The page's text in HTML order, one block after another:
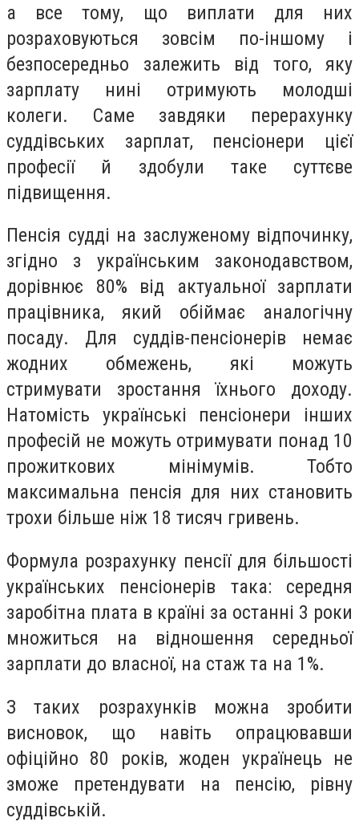
а все тому, що виплати для них
розраховуються зовсім по-іншому і
безпосередньо залежить від того, яку
зарплату нині отримують молодші
колеги. Саме завдяки перерахунку
суддівських зарплат, пенсіонери цієї
професії й здобули таке суттєве
підвищення.
Пенсія судді на заслуженому відпочинку,
згідно з українським законодавством,
дорівнює 80% від актуальної зарплати
працівника, який обіймає аналогічну
посаду. Для суддів-пенсіонерів немає
жодних обмежень, які можуть
стримувати зростання їхнього доходу.
Натомість українські пенсіонери інших
професій не можуть отримувати понад 10
прожиткових мінімумів. Тобто
максимальна пенсія для них становить
трохи більше ніж 18 тисяч гривень.
Формула розрахунку пенсії для більшості
українських пенсіонерів така: середня
заробітна плата в країні за останні 3 роки
множиться на відношення середньої
зарплати до власної, на стаж та на 1%.
З таких розрахунків можна зробити
висновок, що навіть опрацювавши
офіційно 80 років, жоден українець не
зможе претендувати на пенсію, рівну
суддівській.